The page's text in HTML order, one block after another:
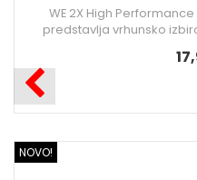
WE 2X High
predstavlja vrhunsko
NOVO!